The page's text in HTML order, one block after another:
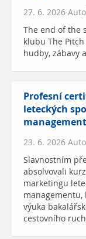
27. 6. 2026
The end of the
klubu The
hudby, zábavy
Profesní
leteckých
23. 6. 2026
Slavnostním
absolvovali
marketingu
managementu,
výuka
cestovního